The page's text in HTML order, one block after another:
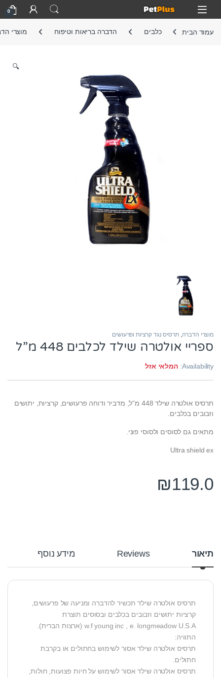
Skip to navigation
Skip to content
Open
0
עמוד הבית כלבים הדברה בריאות וטיפוח מוצרי
🔍
מוצרי הדברה,תרסיס נגד קרציות ופרעושים
ספריי אולטרה שילד לכלבים 448 מ”ל
Availability: המלאי אזל
תרסיס אולטרה שילד 448 מ”ל,
מדביר ודוחה פרעושים, קרציות, יתושים
וזבובים בכלבים.
מתאים גם לסוסים ולסוסי פוני.
Ultra shield ex
₪119.0
תיאור Reviews מידע נוסף
תרסיס אולטרה שילד תכשיר להדברה ומניעה של פרעושים,
קרציות יתושים וזבובים בכלבים ובסוסים תוצרת
w.f young inc , e. longmeadow U.S.A (ארצות הברית).
התוויה:
תרסיס אולטרה שילד אסור לשימוש בחתולים או בקרבת
חתולים.
תרסיס אולטרה שילד אסור לשימוש על חיות פצועות, חולות,